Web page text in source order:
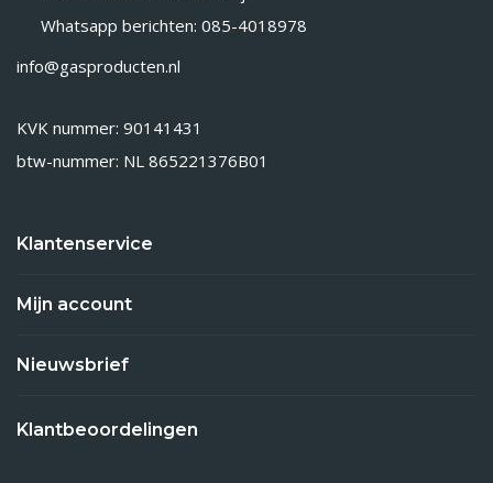
Whatsapp berichten: 085-4018978
info@gasproducten.nl
KVK nummer: 90141431
btw-nummer: NL 865221376B01
Klantenservice
Mijn account
Nieuwsbrief
Klantbeoordelingen